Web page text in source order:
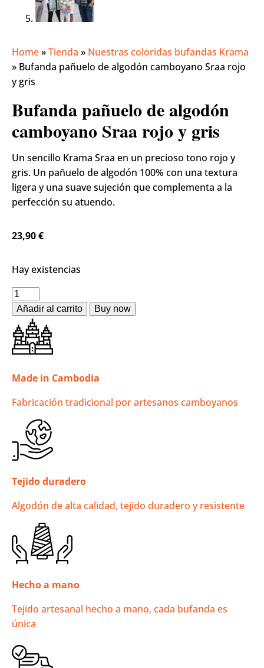
Home»Tienda » Nuestras coloridas bufandas Krama
» Bufanda pañuelo de algodón camboyano Sraa rojo
y gris
Bufanda pañuelo de algodón
camboyano Sraa rojo y gris
Un sencillo Krama Sraa en un precioso tono rojo y
gris. Un pañuelo de algodón 100% con una textura
ligera y una suave sujeción que complementa a la
perfección su atuendo.
23,90€
Hay existencias
Añadir al carrito
Made in Cambodia
Fabricación tradicional por artesanos camboyanos
Tejido duradero
Algodón de alta calidad, tejido duradero y resistente
Hecho a mano
Tejido artesanal hecho a mano, cada bufanda es
única